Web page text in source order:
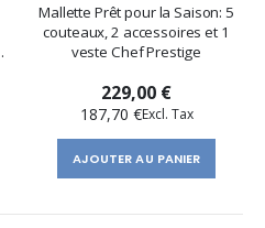
Mallette Prêt pour la Saison: 5
couteaux, 2 accessoires et 1
veste Chef Prestige
229,00 €
187,70 €
AJOUTER AU PANIER